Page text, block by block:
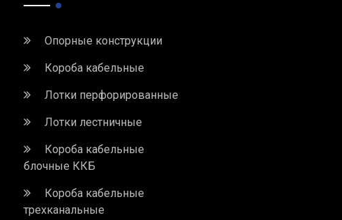
Опорные конструкции
Короба кабельные
Лотки перфорированные
Лотки лестничные
Короба кабельные
блочные ККБ
Короба кабельные
трехканальные